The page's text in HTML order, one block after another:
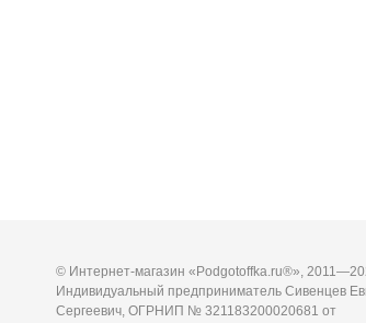
© Интернет-магазин «Podgotoffka.ru®»,
Индивидуальный предприниматель Сивенцев
Сергеевич, ОГРНИП № 321183200020681 от